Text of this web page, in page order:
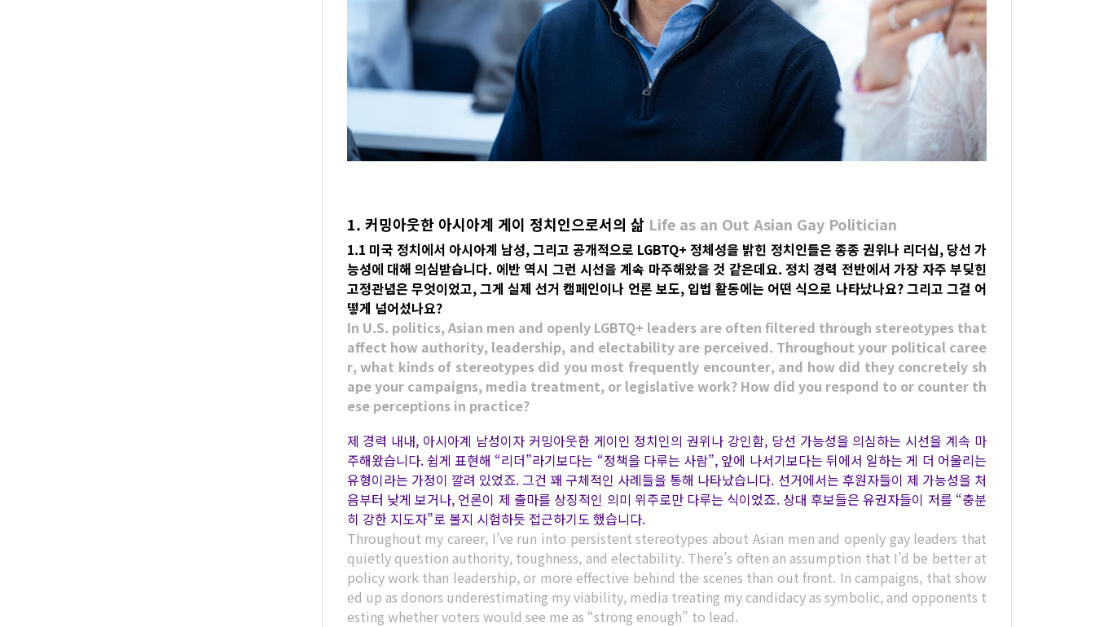
1. 커밍아웃한 아시아계 게이 정치인으로서의 삶 Life as an Out Asian Gay Politician
1.1 미국 정치에서 아시아계 남성, 그리고 공개적으로 LGBTQ+ 정체성을 밝힌 정치인들은 종종 권위나 리더십, 당선 가
능성에 대해 의심받습니다. 에반 역시 그런 시선을 계속 마주해왔을 것 같은데요. 정치 경력 전반에서 가장 자주 부딪힌
고정관념은 무엇이었고, 그게 실제 선거 캠페인이나 언론 보도, 입법 활동에는 어떤 식으로 나타났나요? 그리고 그걸 어
떻게 넘어섰나요?
In U.S. politics, Asian men and openly LGBTQ+ leaders are often filtered through stereotypes that
affect how authority, leadership, and electability are perceived. Throughout your political caree
r, what kinds of stereotypes did you most frequently encounter, and how did they concretely sh
ape your campaigns, media treatment, or legislative work? How did you respond to or counter th
ese perceptions in practice?
제 경력 내내, 아시아계 남성이자 커밍아웃한 게이인 정치인의 권위나 강인함, 당선 가능성을 의심하는 시선을 계속 마
주해왔습니다. 쉽게 표현해 “리더”라기보다는 “정책을 다루는 사람”, 앞에 나서기보다는 뒤에서 일하는 게 더 어울리는
유형이라는 가정이 깔려 있었죠. 그건 꽤 구체적인 사례들을 통해 나타났습니다. 선거에서는 후원자들이 제 가능성을 처
음부터 낮게 보거나, 언론이 제 출마를 상징적인 의미 위주로만 다루는 식이었죠. 상대 후보들은 유권자들이 저를 “충분
히 강한 지도자”로 볼지 시험하듯 접근하기도 했습니다.
Throughout my career, I’ve run into persistent stereotypes about Asian men and openly gay leaders that
quietly question authority, toughness, and electability. There’s often an assumption that I’d be better at
policy work than leadership, or more effective behind the scenes than out front. In campaigns, that show
ed up as donors underestimating my viability, media treating my candidacy as symbolic, and opponents t
esting whether voters would see me as “strong enough” to lead.